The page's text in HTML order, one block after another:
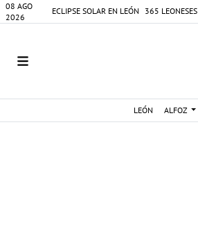
08 AGO
2026
ECLIPSE SOLAR EN LEÓN 365 LEONESES
LEÓN ALFOZ